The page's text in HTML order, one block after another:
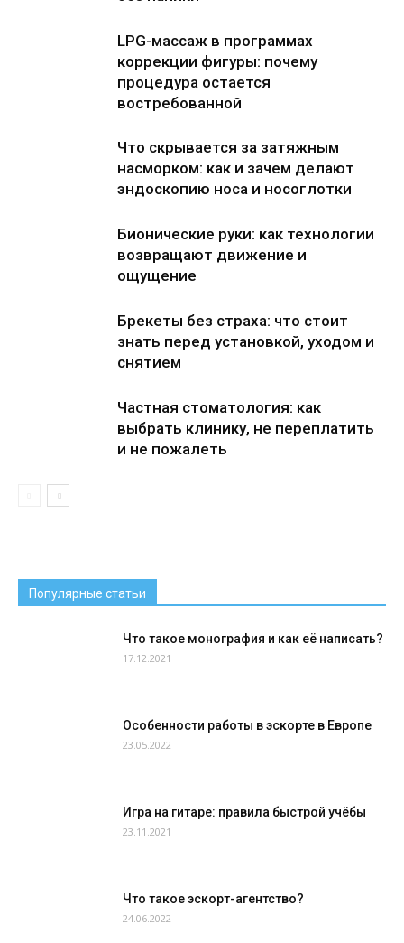
LPG-массаж в программах
коррекции фигуры: почему
процедура остается
востребованной
Что скрывается за затяжным
насморком: как и зачем делают
эндоскопию носа и носоглотки
Бионические руки: как технологии
возвращают движение и
ощущение
Брекеты без страха: что стоит
знать перед установкой, уходом и
снятием
Частная стоматология: как
выбрать клинику, не переплатить
и не пожалеть
Популярные статьи
Что такое монография и как её написать?
17.12.2021
Особенности работы в эскорте в Европе
23.05.2022
Игра на гитаре: правила быстрой учёбы
23.11.2021
Что такое эскорт-агентство?
24.06.2022